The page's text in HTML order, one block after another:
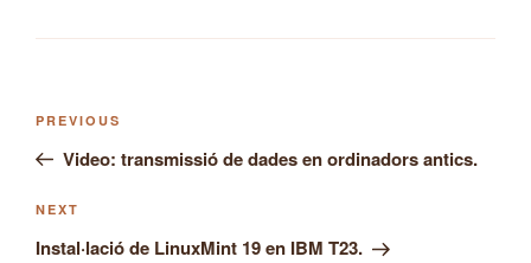
Previous
Post
PREVIOUS
Video: transmissió de dades en ordinadors antics.
Next
Post
NEXT
Instal·lació de LinuxMint 19 en IBM T23.